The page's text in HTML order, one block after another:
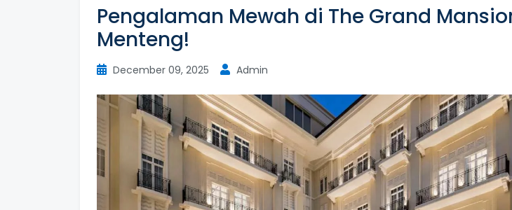
Pengalaman Mewah di The Grand
Menteng!
December 09, 2025 Admin